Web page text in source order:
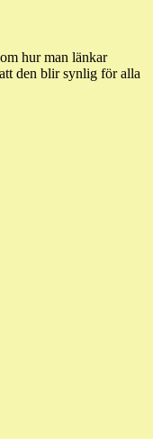
hur man länkar
den blir synlig för alla